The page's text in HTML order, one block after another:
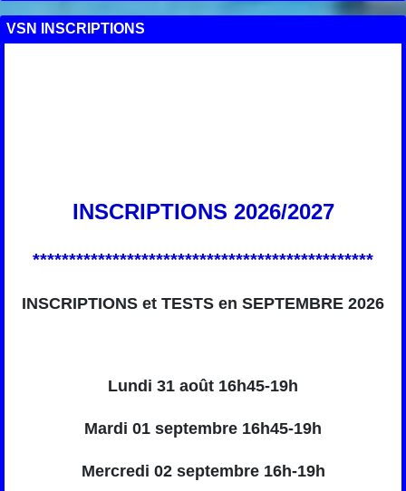
VSN INSCRIPTIONS
INSCRIPTIONS 2026/2027
***********************************************
INSCRIPTIONS et TESTS en SEPTEMBRE 2026
Lundi 31 août 16h45-19h
Mardi 01 septembre 16h45-19h
Mercredi 02 septembre 16h-19h